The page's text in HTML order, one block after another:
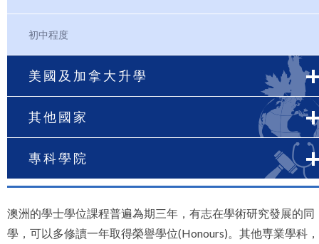
初中程度
美國及加拿大升學
其他國家
專科學院
澳洲的學士學位課程普遍為期三年，有志在學術研究發展的同
學，可以多修讀一年取得榮譽學位(Honours)。其他専業學科